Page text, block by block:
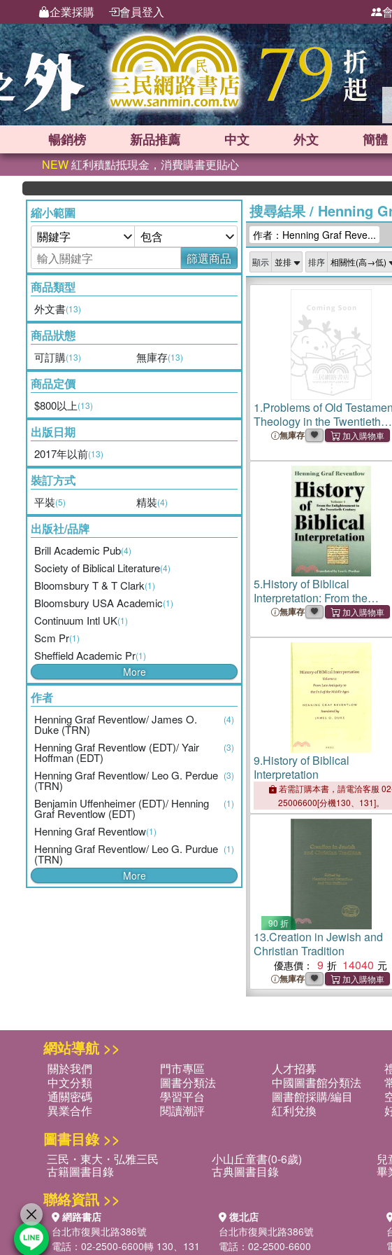
企業採購 會員登入
暢銷榜 新品推薦 中文 外文 簡體
NEW紅利積點抵現金，消費購書更貼心
縮小範圍
篩選商品
商品類型
外文書(13)
商品狀態
可訂購(13) 無庫存(13)
商品定價
$800以上(13)
出版日期
2017年以前(13)
裝訂方式
平裝(5) 精裝(4)
出版社/品牌
Brill Academic Pub(4)
Society of Biblical Literature(4)
Bloomsbury T & T Clark(1)
Bloomsbury USA Academic(1)
Continuum Intl UK(1)
Scm Pr(1)
Sheffield Academic Pr(1)
More
作者
Henning Graf Reventlow/ James O.
Duke (TRN)
(4)
Henning Graf Reventlow (EDT)/ Yair
Hoffman (EDT)
(3)
Henning Graf Reventlow/ Leo G. Perdue
(TRN)
(3)
Benjamin Uffenheimer (EDT)/ Henning
Graf Reventlow (EDT)
(1)
Henning Graf Reventlow(1)
Henning Graf Reventlow/ Leo G. Purdue
(TRN)
(1)
More
搜尋結果/ Henning
作者：Henning Graf Reve...
顯示 排序
1.Problems of Old
Theology in the Twentieth
Century無庫存
5.History of Biblical
Interpretation: From the
Enlightenment to the
無庫存
9.History of Biblical
Interpretation
若需訂購本書，請電洽客服
25006600[分機130、131]。
90 折
13.Creation in Jewish and
Christian Tradition
優惠價： 9 14040
無庫存
網站導航 >>
關於我們 門市專區 人才招募
中文分類
圖書分類法 中國圖書館分類法
通關密碼
學習平台 圖書館採購/編目
異業合作
閱讀潮評 紅利兌換
圖書目錄 >>
三民・東大・弘雅三民 小山丘童書(0-6歲) 兒
古籍圖書目錄 古典圖書目錄 畢
聯絡資訊 >>
網路書店
台北市復興北路386號
電話：02-2500-6600轉 130、131
復北店
台北市復興北路386號
電話：02-2500-6600